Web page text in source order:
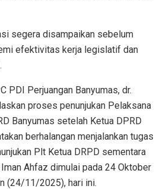
segera disampaikan sebelum
efektivitas kerja legislatif dan
PDI Perjuangan Banyumas, dr.
proses penunjukan Pelaksana
Banyumas setelah Ketua DPRD
berhalangan menjalankan tugas
Plt Ketua DRPD sementara
Ahfaz dimulai pada 24 Oktober
(24/11/2025), hari ini.